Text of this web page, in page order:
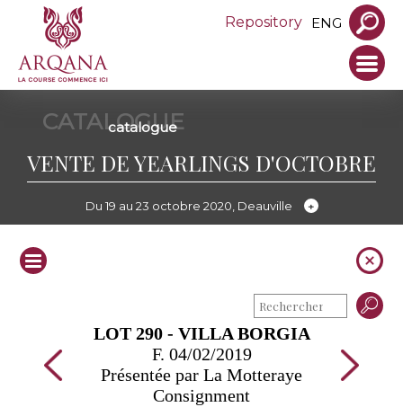
Repository ENG
CATALOGUE
catalogue
VENTE DE YEARLINGS D'OCTOBRE
Du 19 au 23 octobre 2020, Deauville
LOT 290 - VILLA BORGIA
F. 04/02/2019
Présentée par La Motteraye
Consignment